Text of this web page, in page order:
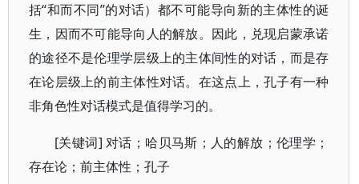
括“和而不同”的对话）都不可能导向新的主体性的诞
生，因而不可能导向人的解放。因此，兑现启蒙承诺
的途径不是伦理学层级上的主体间性的对话，而是存
在论层级上的前主体性对话。在这点上，孔子有一种
非角色性对话模式是值得学习的。
[关键词] 对话；哈贝马斯；人的解放；伦理学；
存在论；前主体性；孔子